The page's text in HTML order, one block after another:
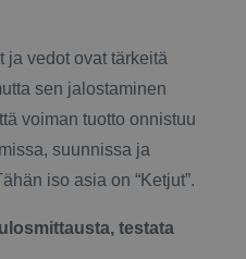
ja vedot ovat tärkeitä
sen jalostaminen
voiman tuotto onnistuu
suunnissa ja
iso asia on “Ketjut”.
testata